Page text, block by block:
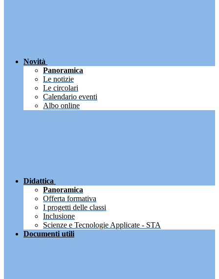
Novità
Panoramica
Le notizie
Le circolari
Calendario eventi
Albo online
Didattica
Panoramica
Offerta formativa
I progetti delle classi
Inclusione
Scienze e Tecnologie Applicate - STA
Documenti utili